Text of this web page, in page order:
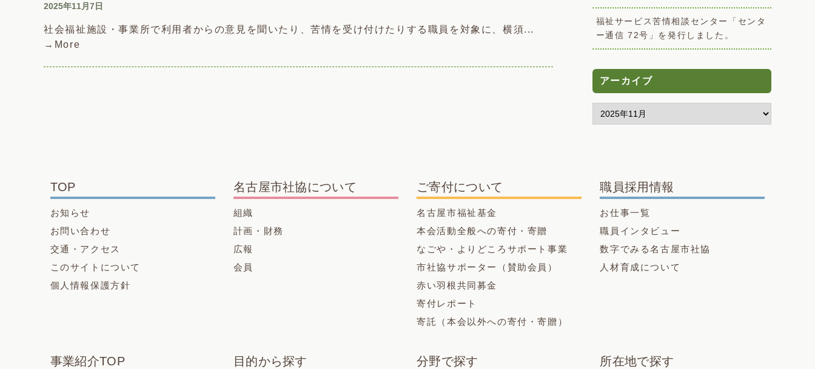
2025年11月7日
社会福祉施設・事業所で利用者からの意見を聞いたり、苦情を受け付けたりする職員を対象に、横須...
→More
福祉サービス苦情相談センター「センタ
ー通信 72号」を発行しました。
アーカイブ
TOP
お知らせ
お問い合わせ
交通・アクセス
このサイトについて
個人情報保護方針
名古屋市社協について
組織
計画・財務
広報
会員
ご寄付について
名古屋市福祉基金
本会活動全般への寄付・寄贈
なごや・よりどころサポート事業
市社協サポーター（賛助会員）
赤い羽根共同募金
寄付レポート
寄託（本会以外への寄付・寄贈）
職員採用情報
お仕事一覧
職員インタビュー
数字でみる名古屋市社協
人材育成について
事業紹介TOP 目的から探す 分野で探す 所在地で探す